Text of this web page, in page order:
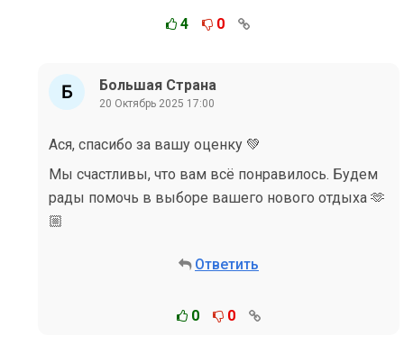
4 0
Большая Страна
20 Октябрь 2025 17:00
Ася, спасибо за вашу оценку 💚
Мы счастливы, что вам всё понравилось. Будем
рады помочь в выборе вашего нового отдыха 🫶
🏼
Ответить
0 0